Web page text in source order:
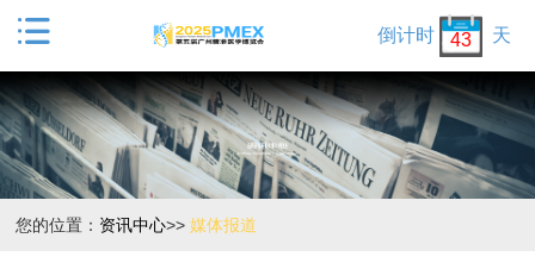
 倒计时 43 天
您的位置： 资讯中心>>媒体报道